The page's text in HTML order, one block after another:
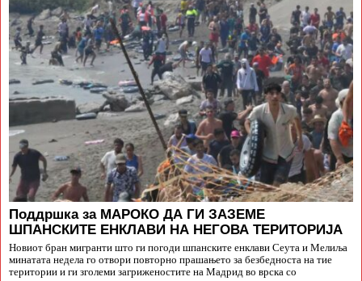
Поддршка за МАРОКО ДА ГИ ЗАЗЕМЕ
ШПАНСКИТЕ ЕНКЛАВИ НА НЕГОВА ТЕРИТОРИЈА
Новиот бран мигранти што ги погоди шпанските енклави Сеута и Мелиља
минатата недела го отвори повторно прашањето за безбедноста на тие
територии и ги зголеми загриженостите на Мадрид во врска со